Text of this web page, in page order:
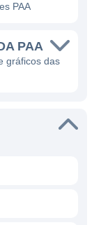
PAA
PAA
gráficos das